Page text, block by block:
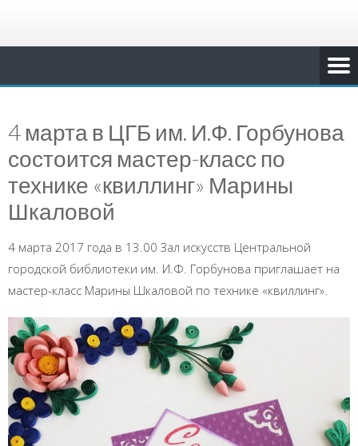
4 марта в ЦГБ им. И.Ф. Горбунова
состоится мастер-класс по
технике «квиллинг» Марины
Шкаловой
4 марта 2017 года в 13.00 Зал искусств Центральной
городской библиотеки им. И.Ф. Горбунова приглашает на
мастер-класс Марины Шкаловой по технике «квиллинг».